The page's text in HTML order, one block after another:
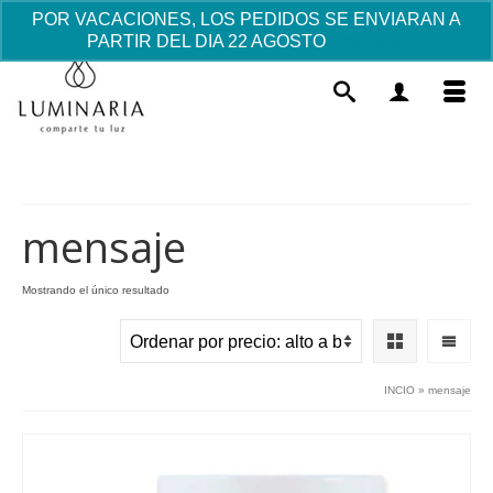
POR VACACIONES, LOS PEDIDOS SE ENVIARAN A
PARTIR DEL DIA 22 AGOSTO
mensaje
Mostrando el único resultado
INCIO » mensaje
Taza Mug "Mamá como ninguna"
14.55€
tiene